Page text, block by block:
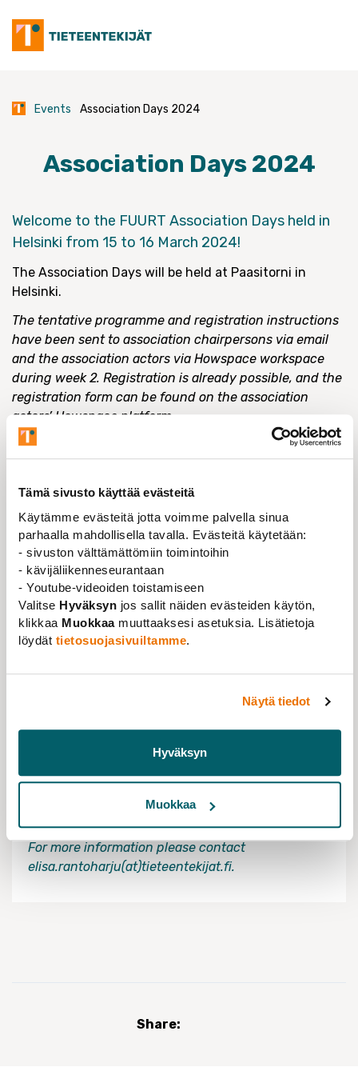
Tämä sivusto käyttää evästeitä
Käytämme evästeitä jotta voimme palvella sinua
parhaalla mahdollisella tavalla. Evästeitä käytetään:
- sivuston välttämättömiin toimintoihin
- kävijäliikenneseurantaan
- Youtube-videoiden toistamiseen
Valitse Hyväksyn jos sallit näiden evästeiden käytön,
klikkaa Muokkaamuuttaaksesi asetuksia. Lisätietoja
löydät tietosuojasivuiltamme.
Näytä tiedot
Hyväksyn
Muokkaa
content
Events Association Days 2024
Association Days 2024
Welcome to the FUURT Association Days held in
Helsinki from 15 to 16 March 2024!
The Association Days will be held at Paasitorni in
Helsinki.
The tentative programme and registration instructions
have been sent to association chairpersons via email
and the association actors via Howspace workspace
during week 2. Registration is already possible, and the
registration form can be found on the association
actors’ Howspace platform.
INFORMATION ABOUT THE EVENT
HELSINKI
Paasivuorenkatu 5 A, Helsinki
Paasitorni
TIME
15.03.2024 klo 11:00 - klo 13:00
For more information please contact
elisa.rantoharju(at)tieteentekijat.fi.
Share: